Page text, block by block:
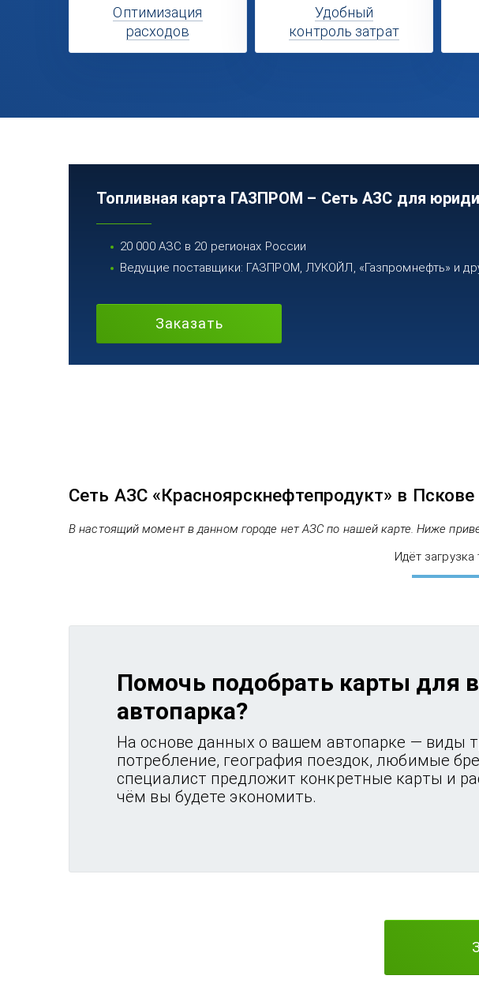
Оптимизация
расходов
Удобный
контроль затрат
Топливная карта ГАЗПРОМ – Сеть АЗС для
20 000 АЗС в 20 регионах России
Ведущие поставщики: ГАЗПРОМ, ЛУКОЙЛ, «Газпромнефть» и
Заказать
Сеть АЗС «Красноярскнефтепродукт» в Пскове
В настоящий момент в данном городе нет АЗС по нашей карте. Ниже
Идёт
Помочь подобрать карты для
автопарка?
На основе данных о вашем автопарке — виды
потребление, география поездок, любимые
специалист предложит конкретные карты и
чём вы будете экономить.